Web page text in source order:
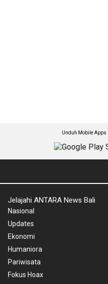
Unduh Mobile Apps
Jelajahi ANTARA News Bali
Nasional
Updates
Ekonomi
Humaniora
Pariwisata
Fokus Hoax